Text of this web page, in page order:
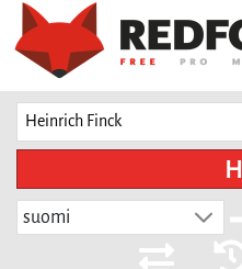
suomi